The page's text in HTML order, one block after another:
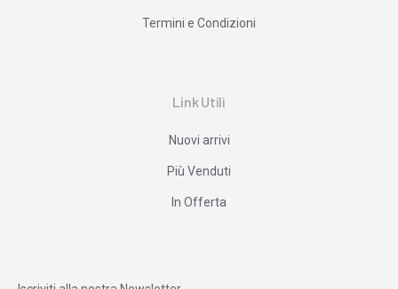
Termini e Condizioni
Link Utili
Nuovi arrivi
Più Venduti
In Offerta